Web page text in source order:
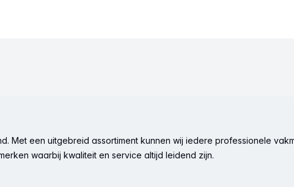
Met een uitgebreid assortiment kunnen wij iedere professionele
waarbij kwaliteit en service altijd leidend zijn.